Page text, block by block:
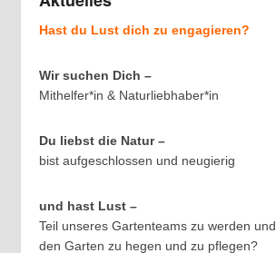
Hast du Lust dich zu engagieren?
Wir suchen Dich –
Mithelfer*in & Naturliebhaber*in
Du liebst die Natur –
bist aufgeschlossen und neugierig
und hast Lust –
Teil unseres Gartenteams zu werden und
den Garten zu hegen und zu pflegen?